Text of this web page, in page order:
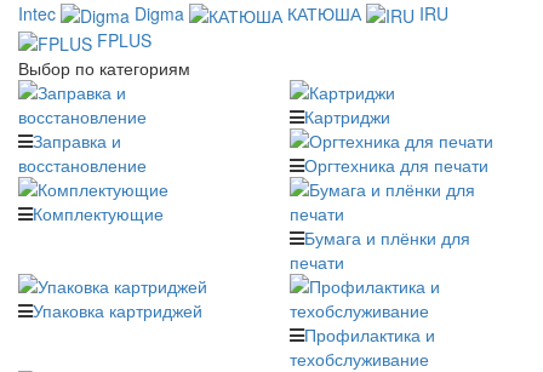
Intec
Digma КАТЮША
IRU
FPLUS
Выбор по категориям
Заправка и
восстановление
Картриджи
Оргтехника для печати
Комплектующие
Бумага и плёнки для
печати
Упаковка картриджей
Профилактика и
техобслуживание